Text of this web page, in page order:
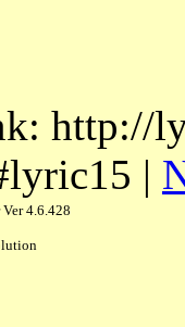
http://
|
4.6.428